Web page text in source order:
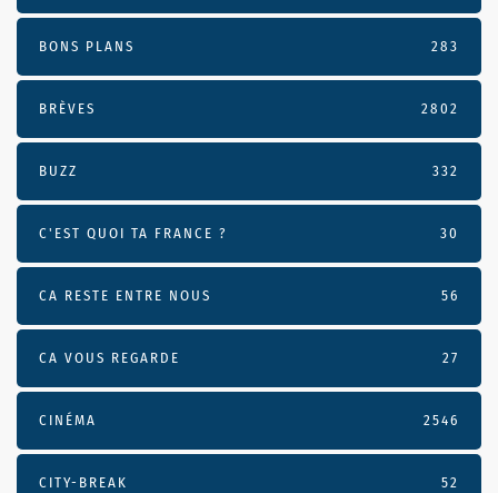
BONS PLANS 283
BRÈVES 2802
BUZZ 332
C'EST QUOI TA FRANCE ? 30
CA RESTE ENTRE NOUS 56
CA VOUS REGARDE 27
CINÉMA 2546
CITY-BREAK 52